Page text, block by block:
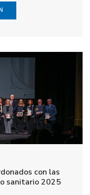
con las
sanitario 2025